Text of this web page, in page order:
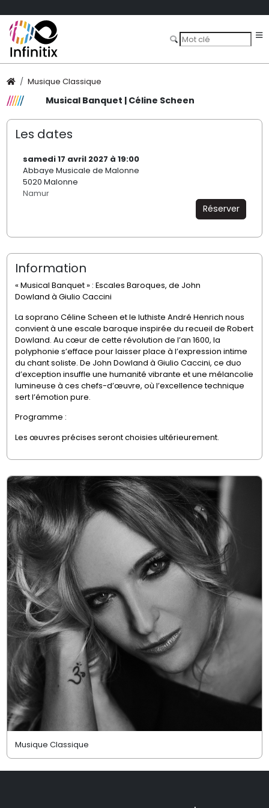
Musique Classique
Musical Banquet | Céline Scheen
Les dates
samedi 17 avril 2027 à 19:00
Abbaye Musicale de Malonne
5020 Malonne
Namur
Réserver
Information
« Musical Banquet » : Escales Baroques, de John
Dowland à Giulio Caccini
La soprano Céline Scheen et le luthiste André Henrich nous
convient à une escale baroque inspirée du recueil de Robert
Dowland. Au cœur de cette révolution de l’an 1600, la
polyphonie s’efface pour laisser place à l’expression intime
du chant soliste. De John Dowland à Giulio Caccini, ce duo
d’exception insuffle une humanité vibrante et une mélancolie
lumineuse à ces chefs-d’œuvre, où l’excellence technique
sert l’émotion pure.
Programme :
Les œuvres précises seront choisies ultérieurement.
Musique Classique